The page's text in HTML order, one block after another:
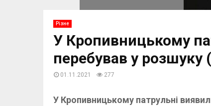
Різне
У Кропивницькому
перебував у
01.11.2021 277
У Кропивницькому патрульні